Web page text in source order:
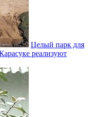
Целый парк для
реализуют